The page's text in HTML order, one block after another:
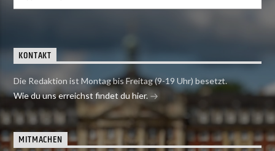
KONTAKT
Die Redaktion ist Montag bis Freitag (9-19 Uhr) besetzt.
Wie du uns erreichst findet du hier.
MITMACHEN